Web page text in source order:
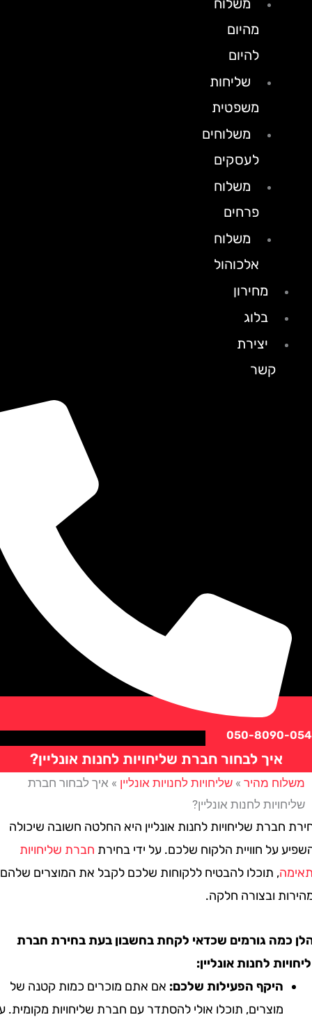
מהיום
להיום
שליחות
משפטית
משלוחים
לעסקים
משלוח
פרחים
משלוח
אלכוהול
מחירון
בלוג
יצירת
קשר
050-
איך לבחור חברת שליחויות לחנות אונליין?
מהיר »שליחויות לחנויות אונליין»איך לבחור חברת
לחנות אונליין?
שליחויות לחנות אונליין היא החלטה חשובה שיכולה
על חוויית הלקוח שלכם. על ידי בחירתחברת שליחויות
, תוכלו להבטיח ללקוחות שלכם לקבל את המוצרים שלהם
ובצורה חלקה.
גורמים שכדאי לקחת בחשבון בעת בחירת חברת
לחנות אונליין:
היקף הפעילות שלכם:אם אתם מוכרים כמות קטנה של
מוצרים, תוכלו אולי להסתדר עם חברת שליחויות מקומית. עם